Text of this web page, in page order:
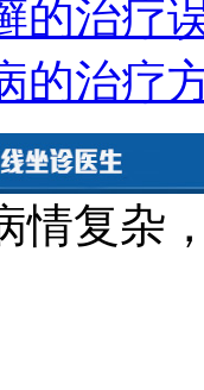
的治疗
的治疗
情复杂